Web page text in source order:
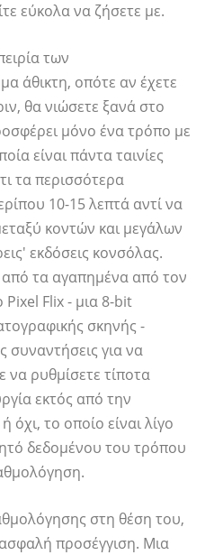
εύκολα να ζήσετε με.
των
άθικτη, οπότε αν έχετε
θα νιώσετε ξανά στο
μόνο ένα τρόπο με
είναι πάντα ταινίες
τα περισσότερα
10-15 λεπτά αντί να
κοντών και μεγάλων
εκδόσεις κονσόλας.
από τα αγαπημένα από τον
Pixel Flix - μια 8-bit
σκηνής -
για να
να ρυθμίσετε τίποτα
εκτός από την
το οποίο είναι λίγο
δεδομένου του τρόπου
στη θέση του,
ασφαλή προσέγγιση. Μια